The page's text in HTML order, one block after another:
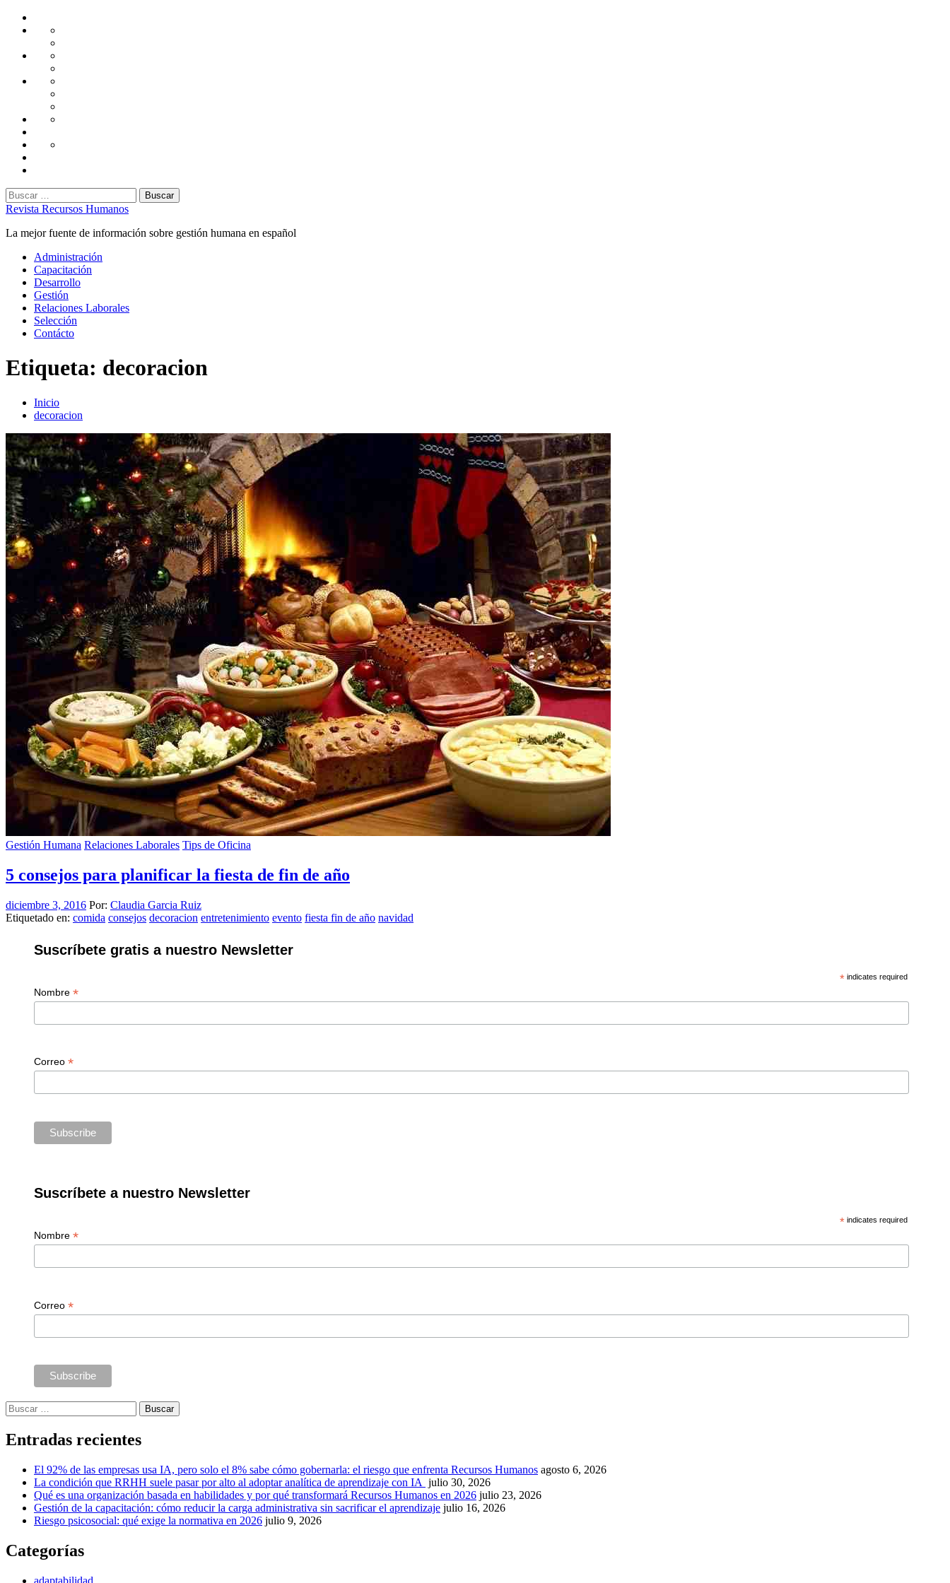
Saltar
Administración
Capacitación
Desarrollo
Gestión
Laborales
Selección
Buscar:
Revista Recursos Humanos
La mejor fuente de información sobre gestión humana en español
Menú
principal
Administración
Capacitación
Desarrollo
Gestión
Relaciones Laborales
Selección
Contácto
Etiqueta: decoracion
Inicio
decoracion
Gestión Humana Relaciones Laborales Tips de Oficina
5 consejos para planificar la fiesta de fin de año
diciembre 3, 2016 Por: Claudia Garcia Ruiz
Etiquetado en: comida consejos decoracion entretenimiento evento fiesta fin de año navidad
Suscríbete gratis a nuestro Newsletter
* indicates required
Nombre *
Correo *
Suscríbete a nuestro Newsletter
* indicates required
Nombre *
Correo *
Buscar:
Entradas recientes
El 92% de las empresas usa IA, pero solo el 8% sabe cómo gobernarla: el riesgo que enfrenta Recursos Humanos agosto 6, 2026
La condición que RRHH suele pasar por alto al adoptar analítica de aprendizaje con IA julio 30, 2026
Qué es una organización basada en habilidades y por qué transformará Recursos Humanos en 2026 julio 23, 2026
Gestión de la capacitación: cómo reducir la carga administrativa sin sacrificar el aprendizaje julio 16, 2026
Riesgo psicosocial: qué exige la normativa en 2026 julio 9, 2026
Categorías
adaptabilidad